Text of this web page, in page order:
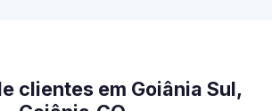
clientes em Goiânia Sul,